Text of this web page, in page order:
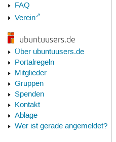
FAQ
Verein
ubuntuusers.de
Über ubuntuusers.de
Portalregeln
Mitglieder
Gruppen
Spenden
Kontakt
Ablage
Wer ist gerade angemeldet?